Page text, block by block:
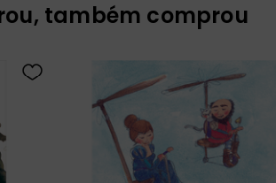
também comprou